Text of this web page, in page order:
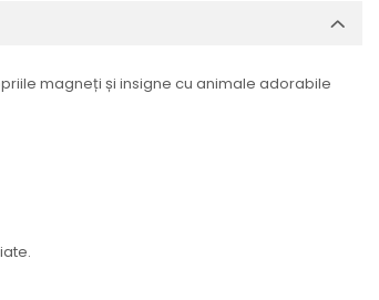
magneți și insigne cu animale adorabile